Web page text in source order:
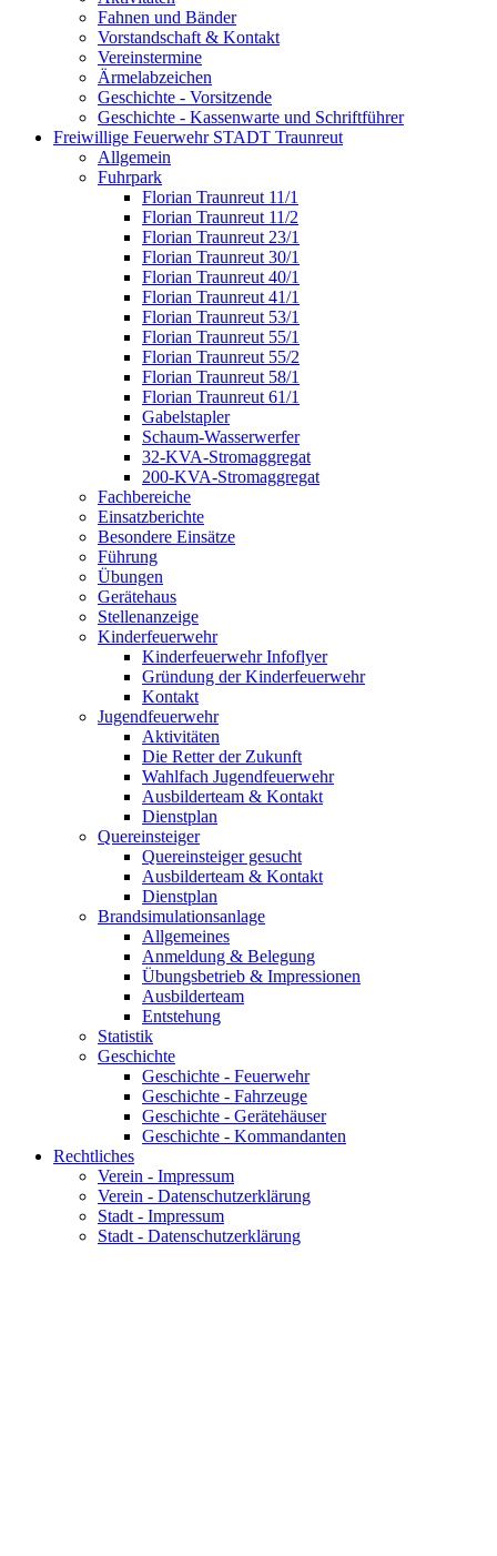
Fahnen und Bänder
Vorstandschaft & Kontakt
Vereinstermine
Ärmelabzeichen
Geschichte - Vorsitzende
Geschichte - Kassenwarte und Schriftführer
Freiwillige Feuerwehr STADT Traunreut
Allgemein
Fuhrpark
Florian Traunreut 11/1
Florian Traunreut 11/2
Florian Traunreut 23/1
Florian Traunreut 30/1
Florian Traunreut 40/1
Florian Traunreut 41/1
Florian Traunreut 53/1
Florian Traunreut 55/1
Florian Traunreut 55/2
Florian Traunreut 58/1
Florian Traunreut 61/1
Gabelstapler
Schaum-Wasserwerfer
32-KVA-Stromaggregat
200-KVA-Stromaggregat
Fachbereiche
Einsatzberichte
Besondere Einsätze
Führung
Übungen
Gerätehaus
Stellenanzeige
Kinderfeuerwehr
Kinderfeuerwehr Infoflyer
Gründung der Kinderfeuerwehr
Kontakt
Jugendfeuerwehr
Aktivitäten
Die Retter der Zukunft
Wahlfach Jugendfeuerwehr
Ausbilderteam & Kontakt
Dienstplan
Quereinsteiger
Quereinsteiger gesucht
Ausbilderteam & Kontakt
Dienstplan
Brandsimulationsanlage
Allgemeines
Anmeldung & Belegung
Übungsbetrieb & Impressionen
Ausbilderteam
Entstehung
Statistik
Geschichte
Geschichte - Feuerwehr
Geschichte - Fahrzeuge
Geschichte - Gerätehäuser
Geschichte - Kommandanten
Rechtliches
Verein - Impressum
Verein - Datenschutzerklärung
Stadt - Impressum
Stadt - Datenschutzerklärung